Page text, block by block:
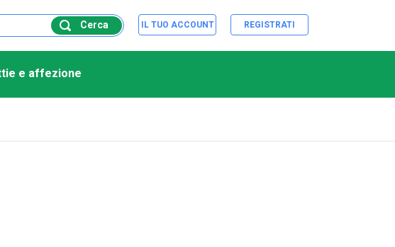
IL TUO ACCOUNT REGISTRATI
Cerca
e affezione